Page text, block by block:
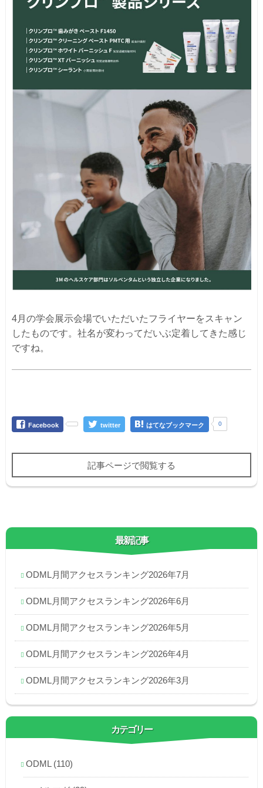
4月の学会展示会場でいただいたフライヤーをスキャン
したものです。社名が変わってだいぶ定着してきた感じ
ですね。
Facebook twitter はてなブックマーク 0
記事ページで閲覧する
最新記事
ODML月間アクセスランキング2026年7月
ODML月間アクセスランキング2026年6月
ODML月間アクセスランキング2026年5月
ODML月間アクセスランキング2026年4月
ODML月間アクセスランキング2026年3月
カテゴリー
ODML (110)